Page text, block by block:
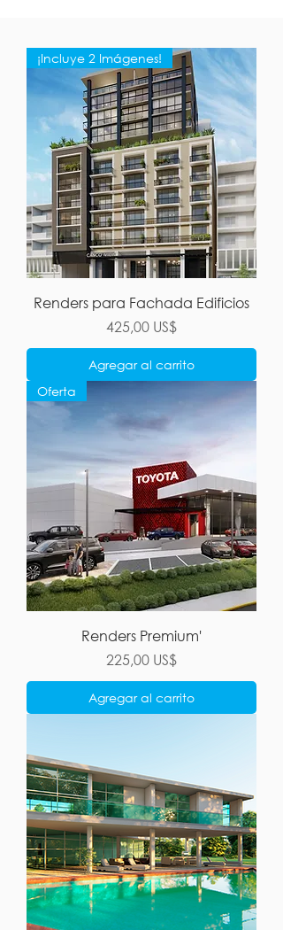
¡Incluye 2 Imágenes!
Renders para Fachada Edificios
Precio
425,00 US$
Agregar al carrito
Oferta
Renders Premium'
Precio
225,00 US$
Agregar al carrito